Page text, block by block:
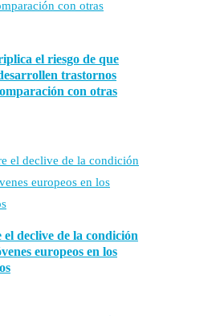
el riesgo de que
trastornos
con otras
declive de la condición
europeos en los